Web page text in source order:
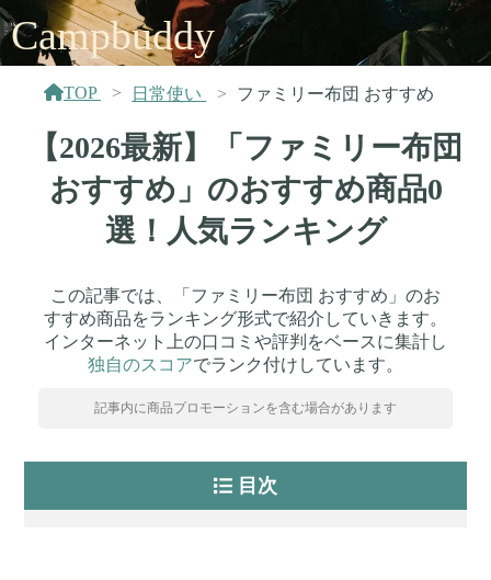
Campbuddy
TOP 日常使い ファミリー布団 おすすめ
【2026最新】「ファミリー布団
おすすめ」のおすすめ商品0
選！人気ランキング
この記事では、「ファミリー布団 おすすめ」のお
すすめ商品をランキング形式で紹介していきます。
インターネット上の口コミや評判をベースに集計し
独自のスコアでランク付けしています。
記事内に商品プロモーションを含む場合があります
目次